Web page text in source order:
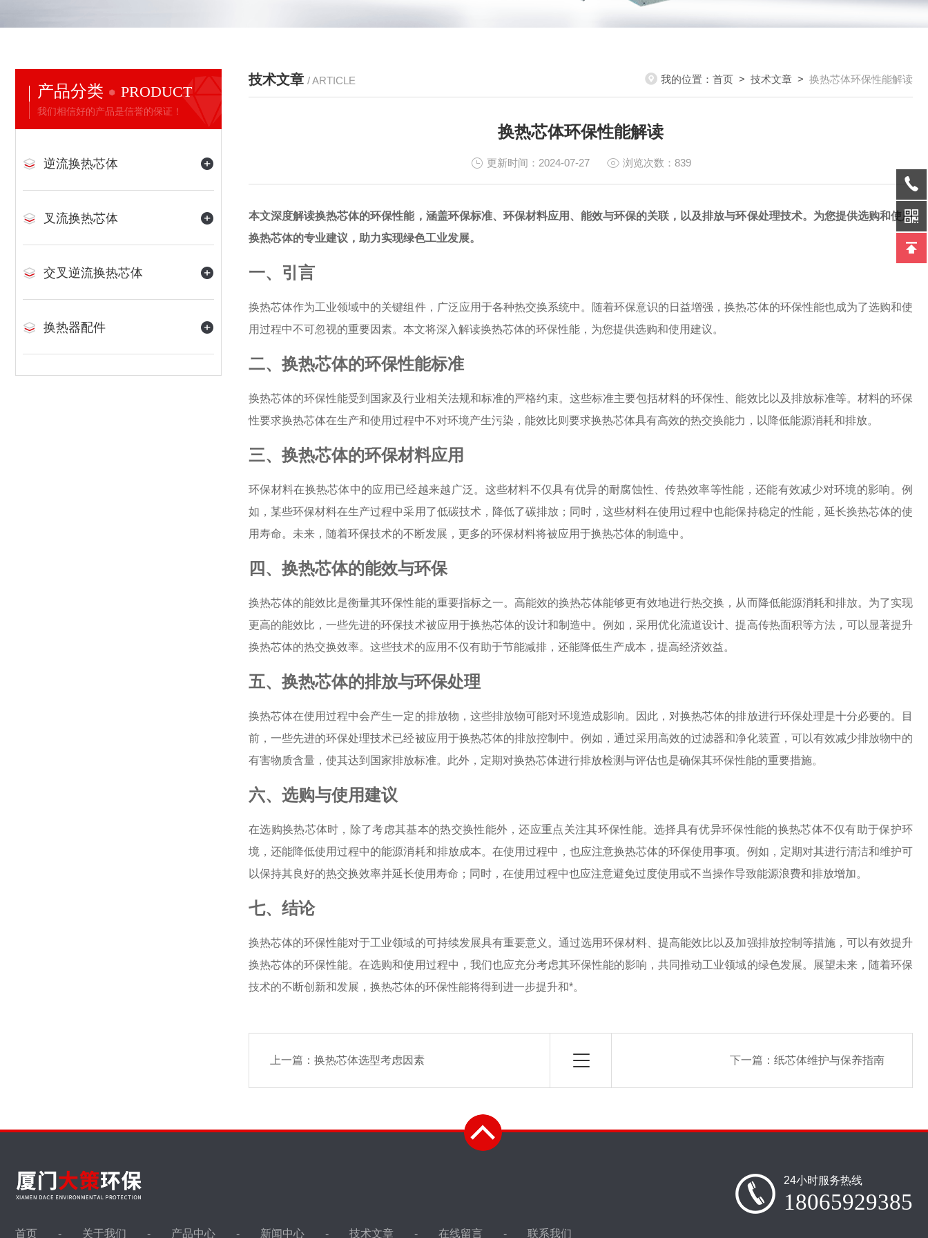
产品分类 PRODUCT
我们相信好的产品是信誉的保证！
逆流换热芯体
叉流换热芯体
交叉逆流换热芯体
换热器配件
技术文章 / ARTICLE 我的位置： 首页 > 技术文章 > 换热芯体环保性能解读
换热芯体环保性能解读
更新时间：2024-07-27 浏览次数：839
本文深度解读换热芯体的环保性能，涵盖环保标准、环保材料应用、能效与环保的关联，以及排放与环保处理技术。为您提供选购和使用
换热芯体的专业建议，助力实现绿色工业发展。
一、引言
换热芯体作为工业领域中的关键组件，广泛应用于各种热交换系统中。随着环保意识的日益增强，换热芯体的环保性能也成为了选购和使
用过程中不可忽视的重要因素。本文将深入解读换热芯体的环保性能，为您提供选购和使用建议。
二、换热芯体的环保性能标准
换热芯体的环保性能受到国家及行业相关法规和标准的严格约束。这些标准主要包括材料的环保性、能效比以及排放标准等。材料的环保
性要求换热芯体在生产和使用过程中不对环境产生污染，能效比则要求换热芯体具有高效的热交换能力，以降低能源消耗和排放。
三、换热芯体的环保材料应用
环保材料在换热芯体中的应用已经越来越广泛。这些材料不仅具有优异的耐腐蚀性、传热效率等性能，还能有效减少对环境的影响。例
如，某些环保材料在生产过程中采用了低碳技术，降低了碳排放；同时，这些材料在使用过程中也能保持稳定的性能，延长换热芯体的使
用寿命。未来，随着环保技术的不断发展，更多的环保材料将被应用于换热芯体的制造中。
四、换热芯体的能效与环保
换热芯体的能效比是衡量其环保性能的重要指标之一。高能效的换热芯体能够更有效地进行热交换，从而降低能源消耗和排放。为了实现
更高的能效比，一些先进的环保技术被应用于换热芯体的设计和制造中。例如，采用优化流道设计、提高传热面积等方法，可以显著提升
换热芯体的热交换效率。这些技术的应用不仅有助于节能减排，还能降低生产成本，提高经济效益。
五、换热芯体的排放与环保处理
换热芯体在使用过程中会产生一定的排放物，这些排放物可能对环境造成影响。因此，对换热芯体的排放进行环保处理是十分必要的。目
前，一些先进的环保处理技术已经被应用于换热芯体的排放控制中。例如，通过采用高效的过滤器和净化装置，可以有效减少排放物中的
有害物质含量，使其达到国家排放标准。此外，定期对换热芯体进行排放检测与评估也是确保其环保性能的重要措施。
六、选购与使用建议
在选购换热芯体时，除了考虑其基本的热交换性能外，还应重点关注其环保性能。选择具有优异环保性能的换热芯体不仅有助于保护环
境，还能降低使用过程中的能源消耗和排放成本。在使用过程中，也应注意换热芯体的环保使用事项。例如，定期对其进行清洁和维护可
以保持其良好的热交换效率并延长使用寿命；同时，在使用过程中也应注意避免过度使用或不当操作导致能源浪费和排放增加。
七、结论
换热芯体的环保性能对于工业领域的可持续发展具有重要意义。通过选用环保材料、提高能效比以及加强排放控制等措施，可以有效提升
换热芯体的环保性能。在选购和使用过程中，我们也应充分考虑其环保性能的影响，共同推动工业领域的绿色发展。展望未来，随着环保
技术的不断创新和发展，换热芯体的环保性能将得到进一步提升和*。
上一篇： 换热芯体选型考虑因素 下一篇： 纸芯体维护与保养指南
首页 关于我们 产品中心 新闻中心 技术文章 在线留言 联系我们
24小时服务热线
18065929385